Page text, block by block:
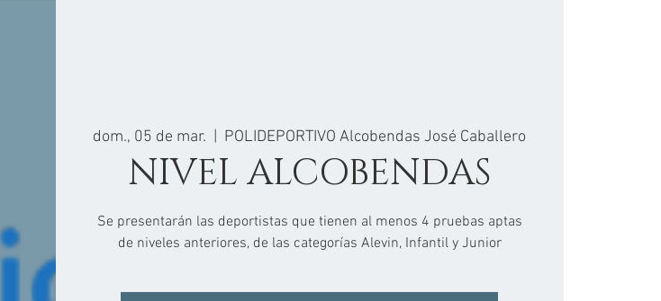
dom., 05 de mar.
  |
POLIDEPORTIVO Alcobendas José Caballero
NIVEL ALCOBENDAS
Se presentarán las deportistas que tienen al menos 4 pruebas aptas
de niveles anteriores, de las categorías Alevin, Infantil y Junior